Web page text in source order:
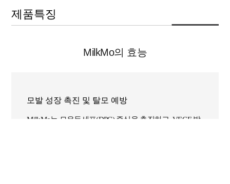
제품특징
MilkMo의 효능
모발 성장 촉진 및 탈모 예방
MilkMo는 모유두세포(DPC) 증식을 촉진하고, VEGF 발